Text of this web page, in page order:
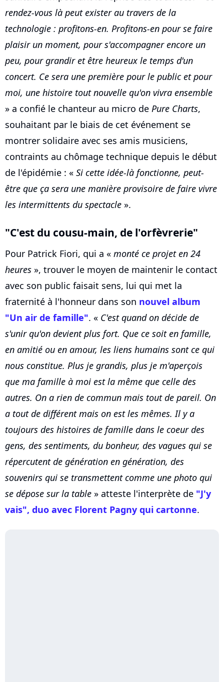
rendez-vous là peut exister au travers de la
technologie : profitons-en. Profitons-en pour se faire
plaisir un moment, pour s'accompagner encore un
peu, pour grandir et être heureux le temps d'un
concert. Ce sera une première pour le public et pour
moi, une histoire tout nouvelle qu'on vivra ensemble
» a confié le chanteur au micro de Pure Charts,
souhaitant par le biais de cet événement se
montrer solidaire avec ses amis musiciens,
contraints au chômage technique depuis le début
de l'épidémie : « Si cette idée-là fonctionne, peut-
être que ça sera une manière provisoire de faire vivre
les intermittents du spectacle ».
"C'est du cousu-main, de l'orfèvrerie"
Pour Patrick Fiori, qui a « monté ce projet en 24
heures », trouver le moyen de maintenir le contact
avec son public faisait sens, lui qui met la
fraternité à l'honneur dans son nouvel album
"Un air de famille". « C'est quand on décide de
s'unir qu'on devient plus fort. Que ce soit en famille,
en amitié ou en amour, les liens humains sont ce qui
nous constitue. Plus je grandis, plus je m'aperçois
que ma famille à moi est la même que celle des
autres. On a rien de commun mais tout de pareil. On
a tout de différent mais on est les mêmes. Il y a
toujours des histoires de famille dans le coeur des
gens, des sentiments, du bonheur, des vagues qui se
répercutent de génération en génération, des
souvenirs qui se transmettent comme une photo qui
se dépose sur la table » atteste l'interprète de "J'y
vais", duo avec Florent Pagny qui cartonne.